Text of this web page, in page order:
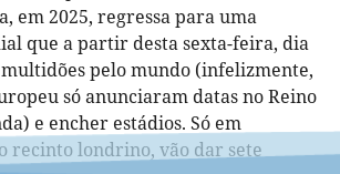
em 2025, regressa para uma
que a partir desta sexta-feira, dia
pelo mundo (infelizmente,
só anunciaram datas no Reino
e encher estádios. Só em
recinto londrino, vão dar sete